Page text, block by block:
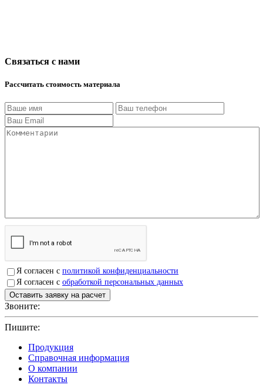
Связаться с нами
Рассчитать стоимость материала
Я согласен с политикой конфиденциальности
Я согласен с обработкой персональных данных
Звоните:
Пишите:
Продукция
Справочная информация
О компании
Контакты